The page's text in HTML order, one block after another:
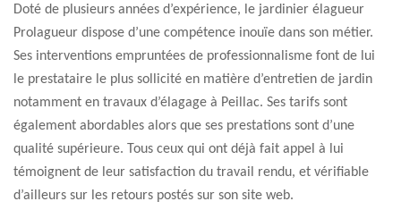
Doté de plusieurs années d’expérience, le jardinier élagueur
Prolagueur dispose d’une compétence inouïe dans son métier.
Ses interventions empruntées de professionnalisme font de lui
le prestataire le plus sollicité en matière d’entretien de jardin
notamment en travaux d’élagage à Peillac. Ses tarifs sont
également abordables alors que ses prestations sont d’une
qualité supérieure. Tous ceux qui ont déjà fait appel à lui
témoignent de leur satisfaction du travail rendu, et vérifiable
d’ailleurs sur les retours postés sur son site web.